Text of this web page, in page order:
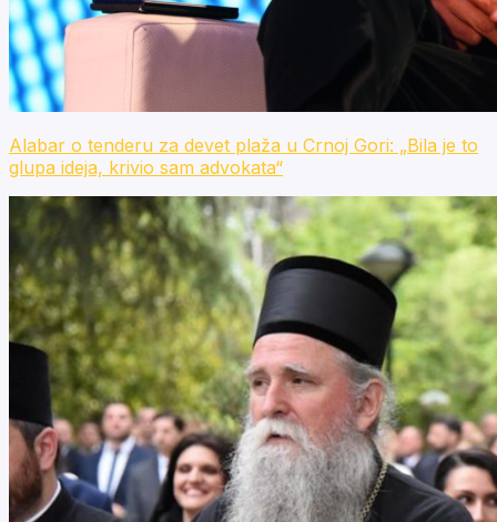
Alabar o tenderu za devet plaža u Crnoj Gori: „Bila je to
glupa ideja, krivio sam advokata“